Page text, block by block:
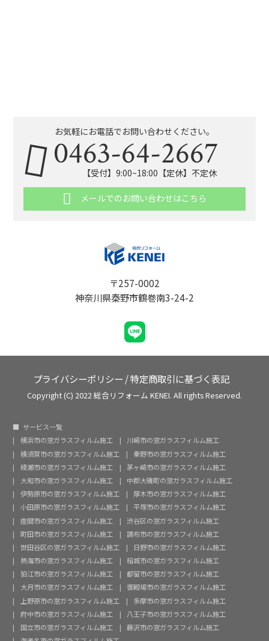
お気軽にお電話でお問い合わせください。
0463-64-2667
【受付】9:00~18:00【定休】不定休
メールでのお問い合わせはこちら
〒257-0002
神奈川県秦野市鶴巻南3-24-2
プライバシーポリシー /特定商取引に基づく表記
Copyright (C) 2022 総合リフォーム KENEI. All rights Reserved.
サービス一覧
横浜市の窓ガラスフィルム施工
川崎市の窓ガラスフィルム施工
横須賀市の窓ガラスフィルム施工
秦野市の窓ガラスフィルム施工
綾瀬市の窓ガラスフィルム施工
茅ヶ崎市の窓ガラスフィルム施工
大和市の窓ガラスフィルム施工
中郡大磯町の窓ガラスフィルム施工
伊勢原市の窓ガラスフィルム施工
厚木市の窓ガラスフィルム施工
小田原市の窓ガラスフィルム施工
平塚市の窓ガラスフィルム施工
座間市の窓ガラスフィルム施工
渋谷区の窓ガラスフィルム施工
町田市の窓ガラスフィルム施工
調布市の窓ガラスフィルム施工
世田谷区の窓ガラスフィルム施工
日野市の窓ガラスフィルム施工
熱海市の窓ガラスフィルム施工
稲城市の窓ガラスフィルム施工
狛江市の窓ガラスフィルム施工
都留市の窓ガラスフィルム施工
大月市の窓ガラスフィルム施工
御殿場市の窓ガラスフィルム施工
上野原市の窓ガラスフィルム施工
多摩市の窓ガラスフィルム施工
府中市の窓ガラスフィルム施工
八王子市の窓ガラスフィルム施工
国立市の窓ガラスフィルム施工
藤沢市の窓ガラスフィルム施工